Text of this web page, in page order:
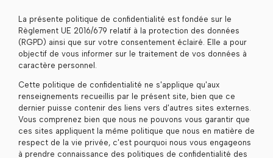
La présente politique de confidentialité est fondée sur le
Règlement UE 2016/679 relatif à la protection des données
(RGPD) ainsi que sur votre consentement éclairé. Elle a pour
objectif de vous informer sur le traitement de vos données à
caractère personnel.
Cette politique de confidentialité ne s'applique qu'aux
renseignements recueillis par le présent site, bien que ce
dernier puisse contenir des liens vers d'autres sites externes.
Vous comprenez bien que nous ne pouvons vous garantir que
ces sites appliquent la même politique que nous en matière de
respect de la vie privée, c'est pourquoi nous vous engageons
à prendre connaissance des politiques de confidentialité des